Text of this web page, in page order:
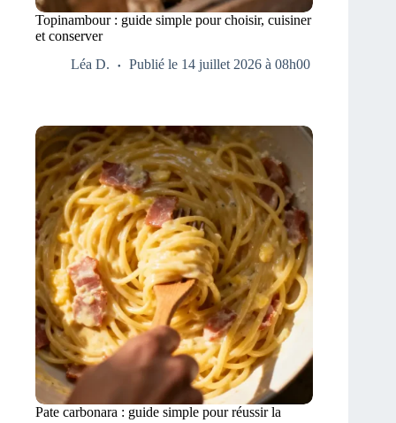
Topinambour : guide simple pour choisir, cuisiner
et conserver
Léa D.
Publié le 14 juillet 2026 à 08h00
Pate carbonara : guide simple pour réussir la